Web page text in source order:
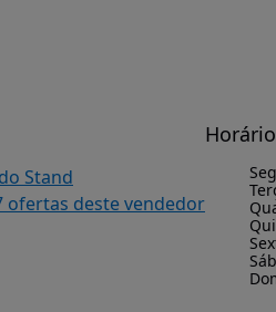
Stand
ofertas deste vendedor